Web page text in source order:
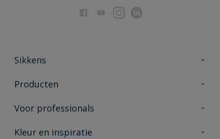
Sikkens
Over Sikkens
Duurzaamheid
Producten
Producten voor binnen
Vind je verkooppunt
Voor professionals
Advies & service
Kleur en inspiratie